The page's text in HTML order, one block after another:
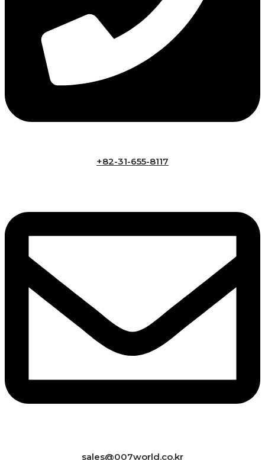
+82-31-655-8117
sales@007world.co.kr